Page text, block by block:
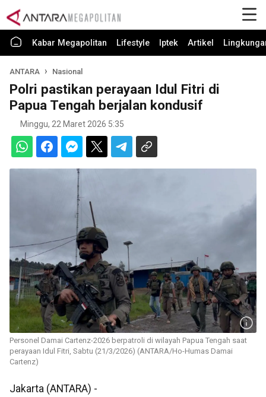
Kabar Megapolitan Lifestyle Iptek Artikel
ANTARA Nasional
Polri pastikan perayaan Idul Fitri di
Papua Tengah berjalan kondusif
Minggu, 22 Maret 2026 5:35
Personel Damai Cartenz-2026 berpatroli di wilayah Papua Tengah saat
perayaan Idul Fitri, Sabtu (21/3/2026) (ANTARA/Ho-Humas Damai
Cartenz)
Jakarta (ANTARA) -